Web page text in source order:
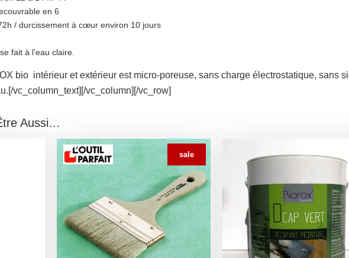
en 6
/ durcissement à cœur environ 10 jours
fait à l’eau claire.
bio intérieur et extérieur est micro-poreuse, sans charge électrostatique, sans
vc_column_text][/vc_column][/vc_row]
Aussi…
sale